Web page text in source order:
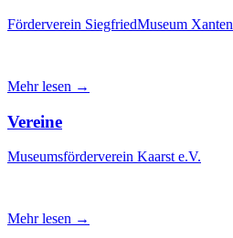
Förderverein SiegfriedMuseum Xanten
Mehr lesen →
Vereine
Museumsförderverein Kaarst e.V.
Mehr lesen →